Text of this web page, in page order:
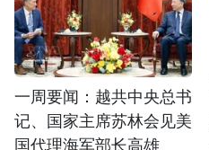
一周要闻：越共中央总书
记、国家主席苏林会见美
国代理海军部长高雄